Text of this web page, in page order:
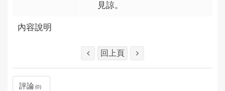
見諒。
內容說明
回上頁
評論 0